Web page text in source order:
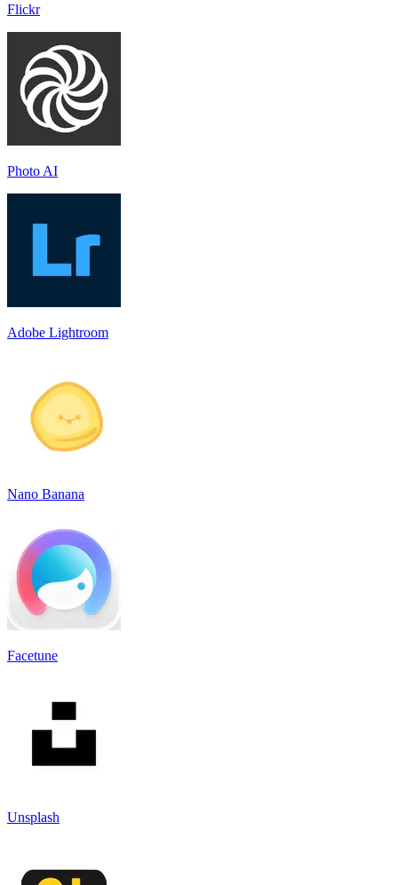
Flickr
Photo AI
Adobe Lightroom
Nano Banana
Facetune
Unsplash